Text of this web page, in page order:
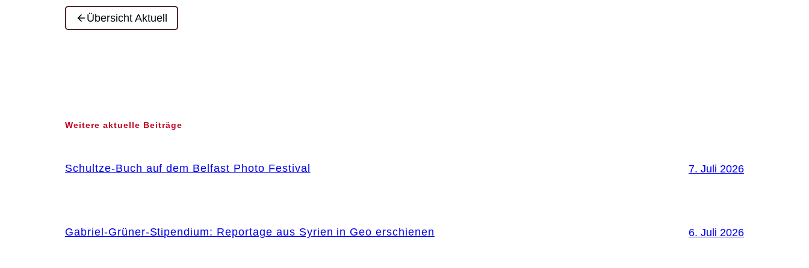
Übersicht Aktuell
Weitere aktuelle Beiträge
Schultze-Buch auf dem Belfast Photo Festival 7. Juli 2026
Gabriel-Grüner-Stipendium: Reportage aus Syrien in Geo erschienen 6. Juli 2026